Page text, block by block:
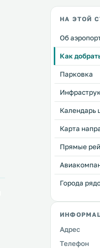
НА ЭТОЙ
Об
Как
Парковка
Календарь
Карта
Прямые
Города
Адрес
Телефон